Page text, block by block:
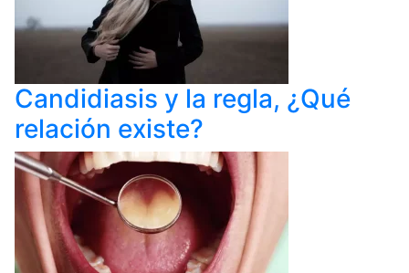
Candidiasis y la regla, ¿Qué
relación existe?